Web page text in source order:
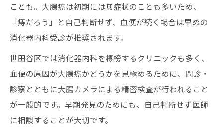
背景
血便の原因解明で地域クリニックが果たす
役割
世田谷区で血便の大腸癌検査を受けるメリ
ット
血便の精密検査が身近な地域医療の現状
血便と痔の違いを知り早期に行動するために
血便と痔の見分け方と大腸癌の初期症状
ことも。大腸癌は初期には無症状のことも多いため、
「痔だろう」と自己判断せず、血便が続く場合は早めの
消化器内科受診が推奨されます。
世田谷区では消化器内科を標榜するクリニックも多く、
血便の原因が大腸癌かどうかを見極めるために、問診・
診察とともに大腸カメラによる精密検査が行われること
が一般的です。早期発見のためにも、自己判断せず医師
に相談することが大切です。